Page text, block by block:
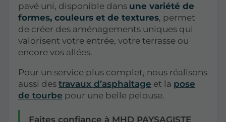
pavé uni, disponible dans une variété de
formes, couleurs et de textures, permet
de créer des aménagements uniques qui
valorisent votre entrée, votre terrasse ou
encore vos allées.
Pour un service plus complet, nous réalisons
aussi destravaux d’asphaltage et la pose
de tourbe pour une belle pelouse.
Faites confiance à MHD PAYSAGISTE